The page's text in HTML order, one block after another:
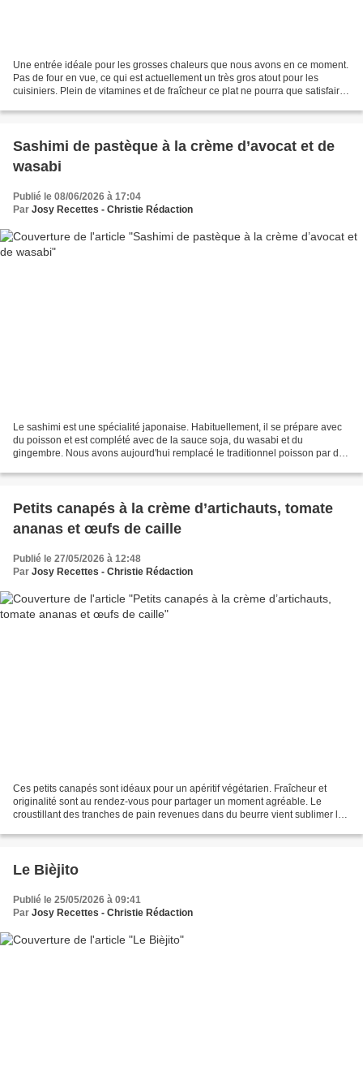
Une entrée idéale pour les grosses chaleurs que nous avons en ce moment.
Pas de four en vue, ce qui est actuellement un très gros atout pour les
cuisiniers. Plein de vitamines et de fraîcheur ce plat ne pourra que satisfaire
Sashimi de pastèque à la crème d’avocat et de
wasabi
Publié le 08/06/2026 à 17:04
Par Josy Recettes - Christie Rédaction
Le sashimi est une spécialité japonaise. Habituellement, il se prépare avec
du poisson et est complété avec de la sauce soja, du wasabi et du
gingembre. Nous avons aujourd'hui remplacé le traditionnel poisson par de
Petits canapés à la crème d’artichauts, tomate
ananas et œufs de caille
Publié le 27/05/2026 à 12:48
Par Josy Recettes - Christie Rédaction
Ces petits canapés sont idéaux pour un apéritif végétarien. Fraîcheur et
originalité sont au rendez-vous pour partager un moment agréable. Le
croustillant des tranches de pain revenues dans du beurre vient sublimer la
Le Bièjito
Publié le 25/05/2026 à 09:41
Par Josy Recettes - Christie Rédaction